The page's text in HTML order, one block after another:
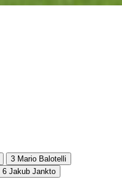
3 Mario Balotelli
6 Jakub Jankto